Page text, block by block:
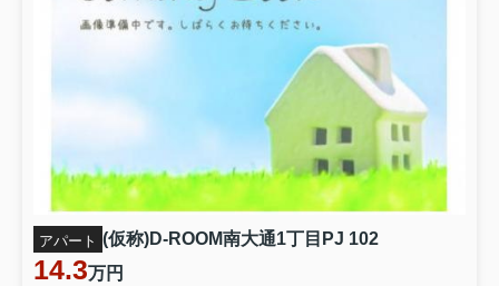
アパート (仮称)D-ROOM南大通1丁目PJ 102
14.3万円